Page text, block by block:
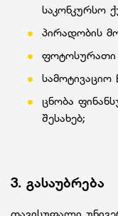
საკონკურსო
პირადობის
ფოტოსურათი
სამოტივაციო
ცნობა
შესახებ;
3. გასაუბრება
თავისუფალი